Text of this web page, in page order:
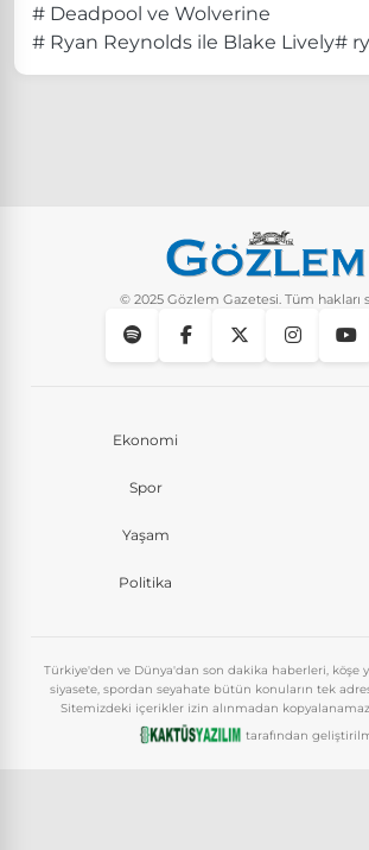
# Deadpool ve Wolverine
# Ryan Reynolds ile Blake Lively#
© 2025 Gözlem Gazetesi. Tüm hakları
Ekonomi
Spor
Yaşam
Politika
Türkiye'den ve Dünya'dan son dakika haberleri, köşe
siyasete, spordan seyahate bütün konuların tek
Sitemizdeki içerikler izin alınmadan
tarafından